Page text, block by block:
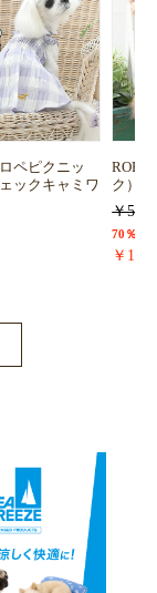
ペピクニッ
ックキャミワ
ROPE
ク）
￥
70％
￥